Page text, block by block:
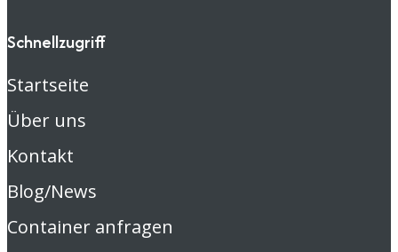
Schnellzugriff
Startseite
Über uns
Kontakt
Blog/News
Container anfragen